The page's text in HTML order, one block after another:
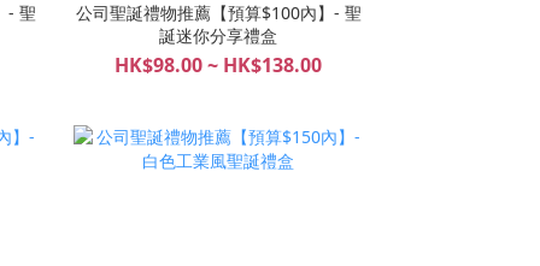
- 聖
公司聖誕禮物推薦【預算$100內】- 聖
誕迷你分享禮盒
HK$98.00 ~ HK$138.00